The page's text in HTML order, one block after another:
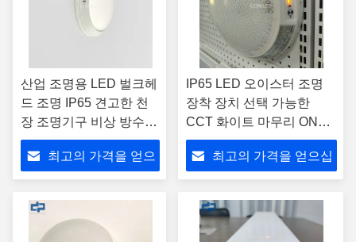
산업 조명용 LED 벌크헤
드 조명 IP65 견고한 천
장 조명기구 비상 방수
방폭형 견고한 산업용 천
장 조명, 3000mAh 배터
리 포함
최고의 가격을 얻으
IP65 LED 오이스터 조명
장착 장치 선택 가능한
CCT 화이트 마무리 ON
OFF 마이크로 웨브 센서
최고의 가격을 얻으십